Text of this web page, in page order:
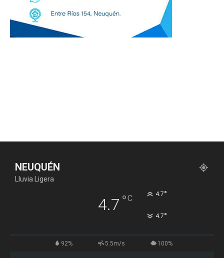
NEUQUÉN
Lluvia Ligera
4.7 °C 4.7°
4.7°
92% 5.5m/s 100%